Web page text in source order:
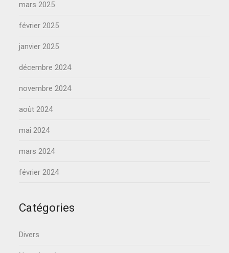
mars 2025
février 2025
janvier 2025
décembre 2024
novembre 2024
août 2024
mai 2024
mars 2024
février 2024
Catégories
Divers